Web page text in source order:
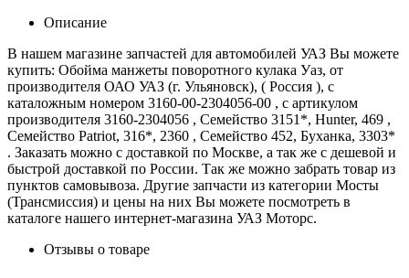
Описание
В нашем магазине запчастей для автомобилей УАЗ Вы можете
купить: Обойма манжеты поворотного кулака Уаз, от
производителя ОАО УАЗ (г. Ульяновск), ( Россия ), с
каталожным номером 3160-00-2304056-00 , с артикулом
производителя 3160-2304056 , Семейство 3151*, Hunter, 469 ,
Семейство Patriot, 316*, 2360 , Семейство 452, Буханка, 3303*
. Заказать можно с доставкой по Москве, а так же с дешевой и
быстрой доставкой по России. Так же можно забрать товар из
пунктов самовывоза. Другие запчасти из категории Мосты
(Трансмиссия) и цены на них Вы можете посмотреть в
каталоге нашего интернет-магазина УАЗ Моторс.
Отзывы о товаре